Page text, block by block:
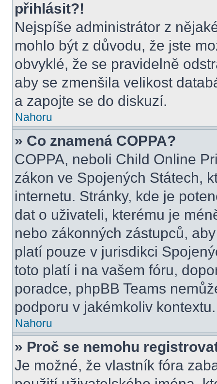
přihlásit?!
Nejspíše administrátor z
mohlo být z důvodu, že jste
obvyklé, že se pravidelně
aby se zmenšila velikost
a zapojte se do diskuzí.
Nahoru
» Co znamená COPPA?
COPPA, neboli Child Online
zákon ve Spojených Státech,
internetu. Stránky, kde je
dat o uživateli, kterému je
nebo zákonných zástupců,
platí pouze v jurisdikci
toto platí i na vašem fóru,
poradce, phpBB Teams
podporu v jakémkoliv kontextu.
Nahoru
» Proč se nemohu
Je možné, že vlastník fóra